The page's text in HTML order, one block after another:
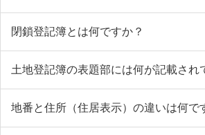
閉鎖登記簿とは何ですか？
土地登記簿の表題部には何が記載され
地番と住所（住居表示）の違いは何で